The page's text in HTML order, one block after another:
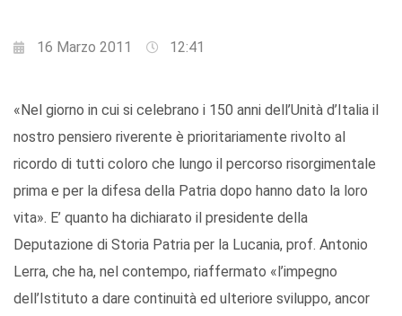
16 Marzo 2011 12:41
«Nel giorno in cui si celebrano i 150 anni dell’Unità d’Italia il
nostro pensiero riverente è prioritariamente rivolto al
ricordo di tutti coloro che lungo il percorso risorgimentale
prima e per la difesa della Patria dopo hanno dato la loro
vita». E’ quanto ha dichiarato il presidente della
Deputazione di Storia Patria per la Lucania, prof. Antonio
Lerra, che ha, nel contempo, riaffermato «l’impegno
dell’Istituto a dare continuità ed ulteriore sviluppo, ancor